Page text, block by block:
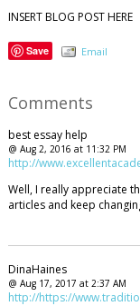
INSERT BLOG POST HERE
Save Email
Comments
best essay help
@ Aug 2, 2016 at 11:32 PM
http://
Well, I really appreciate
articles and keep
DinaHaines
@ Aug 17, 2017 at 2:37 AM
http://https://